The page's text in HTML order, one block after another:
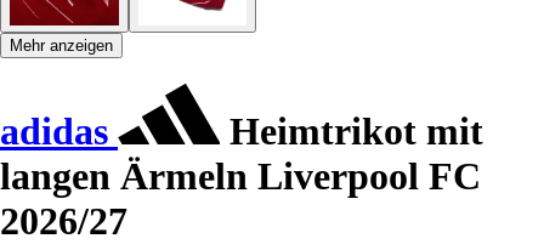
Mehr anzeigen
adidas
Heimtrikot mit
langen Ärmeln Liverpool FC
2026/27